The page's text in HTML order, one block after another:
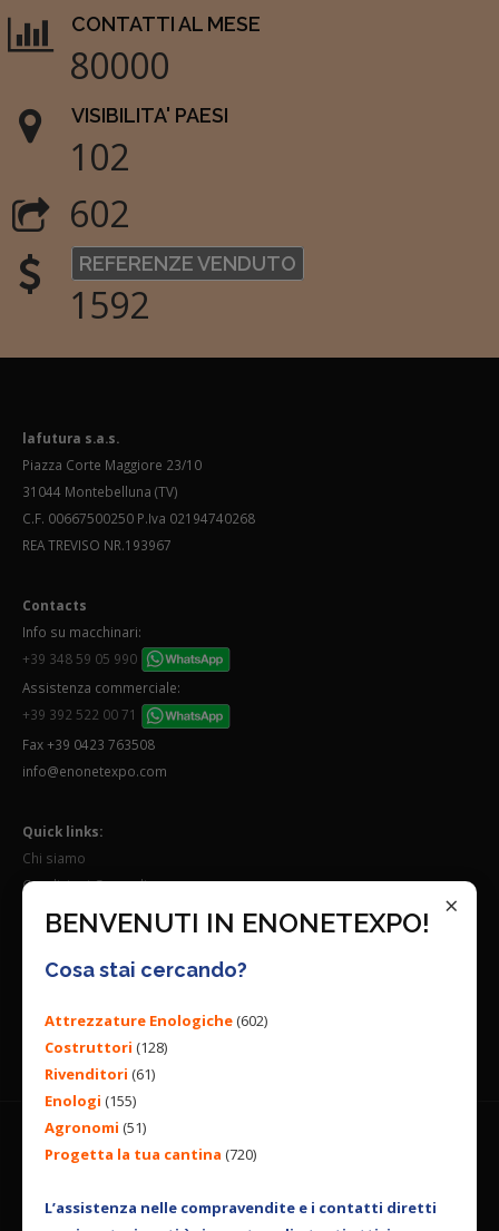
×
BENVENUTI IN ENONETEXPO!
Cosa stai cercando?
Attrezzature Enologiche(602)
Costruttori (128)
Rivenditori (61)
Enologi (155)
Agronomi (51)
Progetta la tua cantina (720)
L’assistenza nelle compravendite e i contatti diretti
CONTATTI AL MESE
80000
VISIBILITA' PAESI
102
602
REFERENZE VENDUTO
1592
lafutura s.a.s.
Piazza Corte Maggiore 23/10
31044 Montebelluna (TV)
C.F. 00667500250 P.Iva 02194740268
REA TREVISO NR.193967
Contacts
Info su macchinari:
+39 348 59 05 990
Assistenza commerciale:
+39 392 522 00 71
Fax +39 0423 763508
info@enonetexpo.com
Quick links:
Chi siamo
Condizioni Generali
Lavora con noi
Seguici su:
© 2026 ENGINEERING BY